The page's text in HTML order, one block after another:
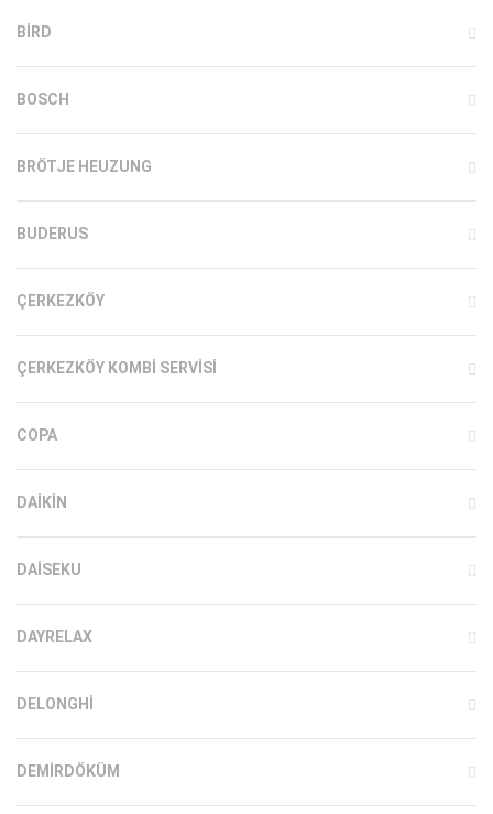
BIRD
BOSCH
BRÖTJE HEUZUNG
BUDERUS
ÇERKEZKÖY
ÇERKEZKÖY KOMBI SERVISI
COPA
DAIKIN
DAISEKU
DAYRELAX
DELONGHI
DEMIRDÖKÜM